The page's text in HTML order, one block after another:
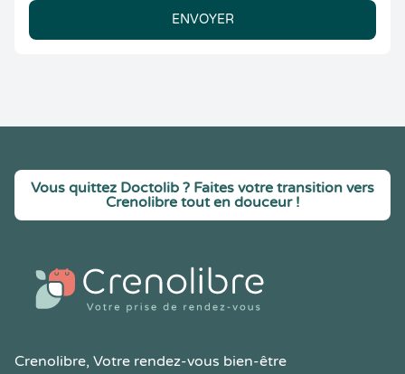
ENVOYER
Vous quittez Doctolib ? Faites votre transition vers
Crenolibre tout en douceur !
Crenolibre, Votre rendez-vous bien-être